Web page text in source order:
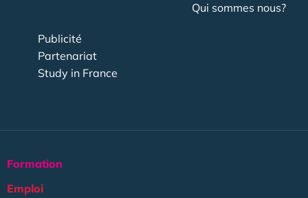
Qui sommes nous?
Publicité
Partenariat
Study in France
Formation
Emploi